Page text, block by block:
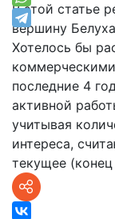
В этой статье
вершину
Хотелось бы
последние 4
активной
учитывая
интереса,
текущее